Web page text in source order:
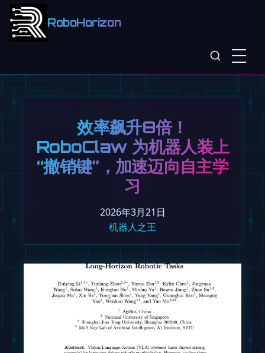
RoboHorizon
效率飙升8倍！
RoboClaw 为机器人装上
“撤销键”，加速迈向自主学
习
2026年3月21日
机器人之王